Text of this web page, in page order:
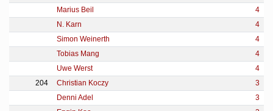
Marius Beil
4
N. Karn
4
Simon Weinerth
4
Tobias Mang
4
Uwe Werst
4
204
Christian Koczy
3
Denni Adel
3